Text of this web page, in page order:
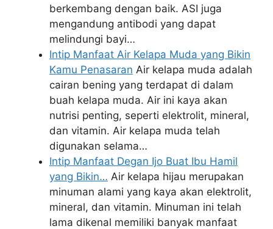
berkembang dengan baik. ASI juga
mengandung antibodi yang dapat
melindungi bayi…
Intip Manfaat Air Kelapa Muda yang Bikin
Kamu Penasaran Air kelapa muda adalah
cairan bening yang terdapat di dalam
buah kelapa muda. Air ini kaya akan
nutrisi penting, seperti elektrolit, mineral,
dan vitamin. Air kelapa muda telah
digunakan selama…
Intip Manfaat Degan Ijo Buat Ibu Hamil
yang Bikin… Air kelapa hijau merupakan
minuman alami yang kaya akan elektrolit,
mineral, dan vitamin. Minuman ini telah
lama dikenal memiliki banyak manfaat